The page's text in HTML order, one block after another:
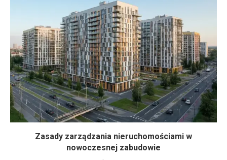
Zasady zarządzania nieruchomościami w
nowoczesnej zabudowie